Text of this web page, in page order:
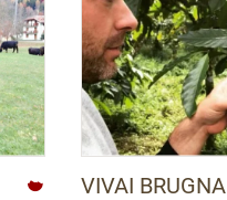
VIVAI BRUGNA